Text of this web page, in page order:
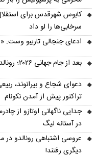
کابوس شهرقدس برای
سرخابی‌ها را لو داد
ادعای جنجالی تاریبو وست:
بعد از جام جهانی ۲۰۲۶؛ رونالدو، مسی و مودریچ هنوز خداحافظی نکرده‌اند
دعوای شجاع و بیرانوند،
تراکتور پیش از آمدن نکونام
جدایی ناگهانی اوتازو از
در آستانه لیگ
دیگری رفتند!